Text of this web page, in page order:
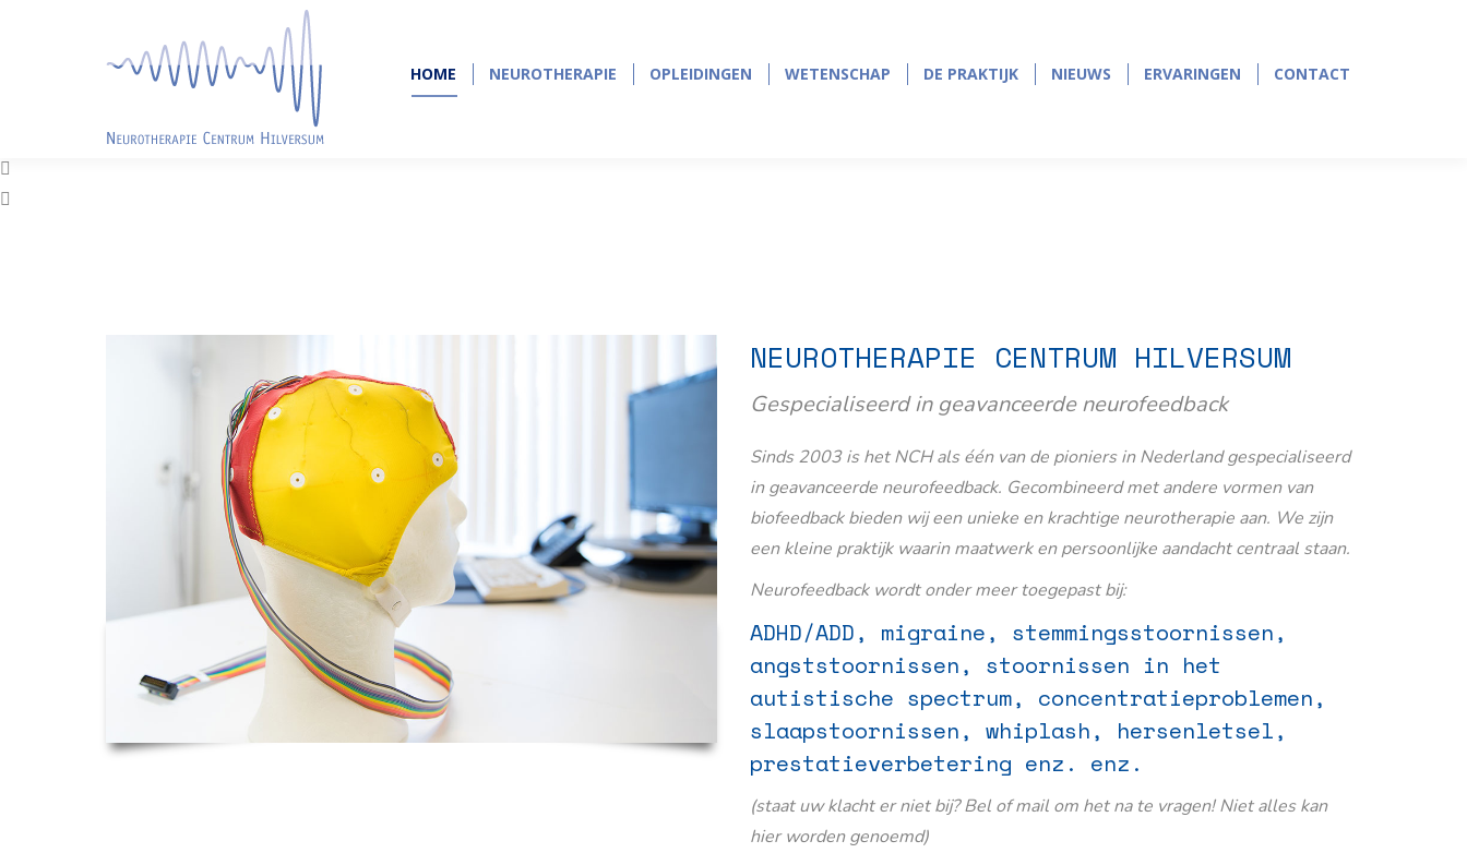
in
in
HOME NEUROTHERAPIE OPLEIDINGEN WETENSCHAP DE PRAKTIJK NIEUWS ERVARINGEN CONTACT
NEUROTHERAPIE CENTRUM HILVERSUM
Gespecialiseerd in geavanceerde neurofeedback
Sinds 2003 is het NCH als één van de pioniers in Nederland gespecialiseerd
in geavanceerde neurofeedback. Gecombineerd met andere vormen van
biofeedback bieden wij een unieke en krachtige neurotherapie aan. We zijn
een kleine praktijk waarin maatwerk en persoonlijke aandacht centraal staan.
Neurofeedback wordt onder meer toegepast bij:
ADHD/ADD, migraine, stemmingsstoornissen,
angststoornissen, stoornissen in het
autistische spectrum, concentratieproblemen,
slaapstoornissen, whiplash, hersenletsel,
prestatieverbetering enz. enz.
(staat uw klacht er niet bij? Bel of mail om het na te vragen! Niet alles kan
hier worden genoemd)
HOME NEUROTHERAPIE OPLEIDINGEN WETENSCHAP DE PRAKTIJK NIEUWS ERVARINGEN CONTACT